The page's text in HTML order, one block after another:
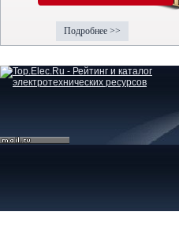
Подробнее >>